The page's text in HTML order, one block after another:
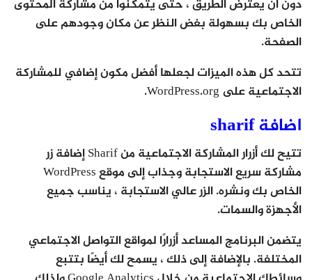
دون أن يعترض الطريق ، حتى يتمكنوا من مشاركة المحتوى
الخاص بك بسهولة بغض النظر عن مكان وجودهم على
الصفحة.
تتحد كل هذه الميزات لجعلها أفضل مكون إضافي للمشاركة
الاجتماعية على WordPress.org.
اضافة sharif
تتيح لك أزرار المشاركة الاجتماعية من Sharif إضافة زر
مشاركة سريع الاستجابة وجذاب إلى موقع WordPress
الخاص بك ونشره. الزر عالي الاستجابة ، يناسب جميع
الأجهزة والسمات.
يتضمن البرنامج المساعد أزرارًا لمواقع التواصل الاجتماعي
المختلفة. بالإضافة إلى ذلك ، يسمح لك أيضًا بتتبع